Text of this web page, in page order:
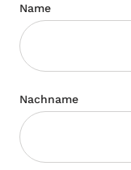
Name
Nachname